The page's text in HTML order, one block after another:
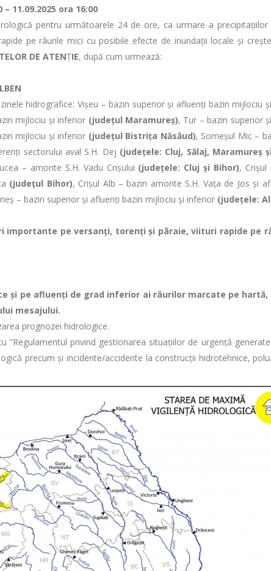
11.09.2025 ora 16:00
pentru următoarele 24 de ore, ca urmare a precipitaţiilor
pe râurile mici cu posibile efecte de inundaţii locale şi
DE ATENŢIE, după cum urmează:
hidrografice: Vişeu – bazin superior şi afluenţi bazin mijlociu
mijlociu şi inferior (judeţul Maramureş), Tur – bazin superior
mijlociu şi inferior (judeţul Bistriţa Năsăud), Someşul Mic –
sectorului aval S.H. Dej (judeţele: Cluj, Sălaj, Maramureş
– amonte S.H. Vadu Crișului (judeţele: Cluj și Bihor), Crișul
(judeţul Bihor), Crișul Alb – bazin amonte S.H. Vaţa de Jos și
– bazin superior și afluenţi bazin mijlociu și inferior (judeţele:
pe versanţi, torenţi şi pâraie, viituri rapide pe
pe afluenţi de grad inferior ai râurilor marcate pe hartă,
mesajului.
prognozei hidrologice.
privind gestionarea situaţiilor de urgenţă
precum și incidente/accidente la construcții hidrotehnice,